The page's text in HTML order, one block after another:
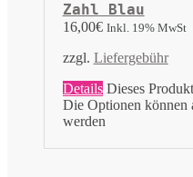
Zahl Blau
16,00€ Inkl. 19% MwSt
zzgl. Liefergebühr
Details Dieses
Die Optionen können
werden